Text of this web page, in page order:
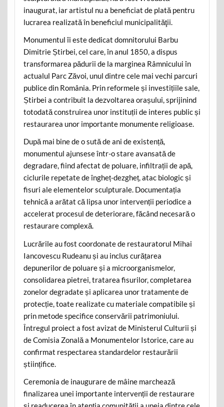
inaugurat, iar artistul nu a beneficiat de plată pentru
lucrarea realizată în beneficiul municipalităţii.
Monumentul îi este dedicat domnitorului Barbu
Dimitrie Știrbei, cel care, în anul 1850, a dispus
transformarea pădurii de la marginea Râmnicului în
actualul Parc Zăvoi, unul dintre cele mai vechi parcuri
publice din România. Prin reformele și investițiile sale,
Știrbei a contribuit la dezvoltarea orașului, sprijinind
totodată construirea unor instituții de interes public și
restaurarea unor importante monumente religioase.
După mai bine de o sută de ani de existență,
monumentul ajunsese într-o stare avansată de
degradare, fiind afectat de poluare, infiltrații de apă,
ciclurile repetate de îngheț-dezgheț, atac biologic și
fisuri ale elementelor sculpturale. Documentația
tehnică a arătat că lipsa unor intervenții periodice a
accelerat procesul de deteriorare, făcând necesară o
restaurare complexă.
Lucrările au fost coordonate de restauratorul Mihai
Iancovescu Rudeanu și au inclus curățarea
depunerilor de poluare și a microorganismelor,
consolidarea pietrei, tratarea fisurilor, completarea
zonelor degradate și aplicarea unor tratamente de
protecție, toate realizate cu materiale compatibile și
prin metode specifice conservării patrimoniului.
Întregul proiect a fost avizat de Ministerul Culturii și
de Comisia Zonală a Monumentelor Istorice, care au
confirmat respectarea standardelor restaurării
științifice.
Ceremonia de inaugurare de mâine marchează
finalizarea unei importante intervenții de restaurare